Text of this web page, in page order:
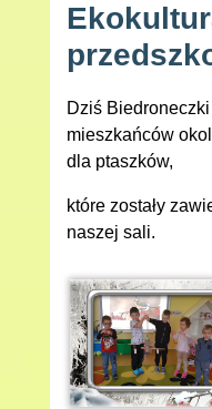
Dziś
mieszkańców
dla ptaszków,
które zostały
naszej sali.